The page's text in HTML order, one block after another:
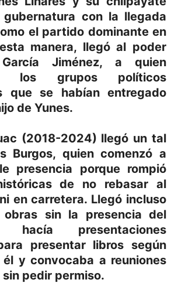
gubernatura con la llegada
el partido dominante en
manera, llegó al poder
Jiménez, a quien
los grupos políticos
que se habían entregado
de Yunes.
(2018-2024) llegó un tal
Burgos, quien comenzó a
presencia porque rompió
de no rebasar al
en carretera. Llegó incluso
obras sin la presencia del
hacía presentaciones
presentar libros según
y convocaba a reuniones
pedir permiso.